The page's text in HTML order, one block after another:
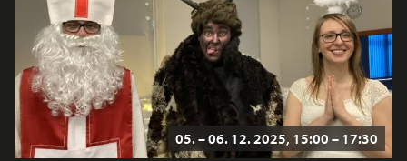
05. – 06. 12. 2025, 15:00 – 17:30